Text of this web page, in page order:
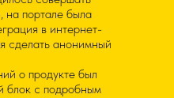
на портале была
в интернет-
сделать анонимный
о продукте был
блок с подробным